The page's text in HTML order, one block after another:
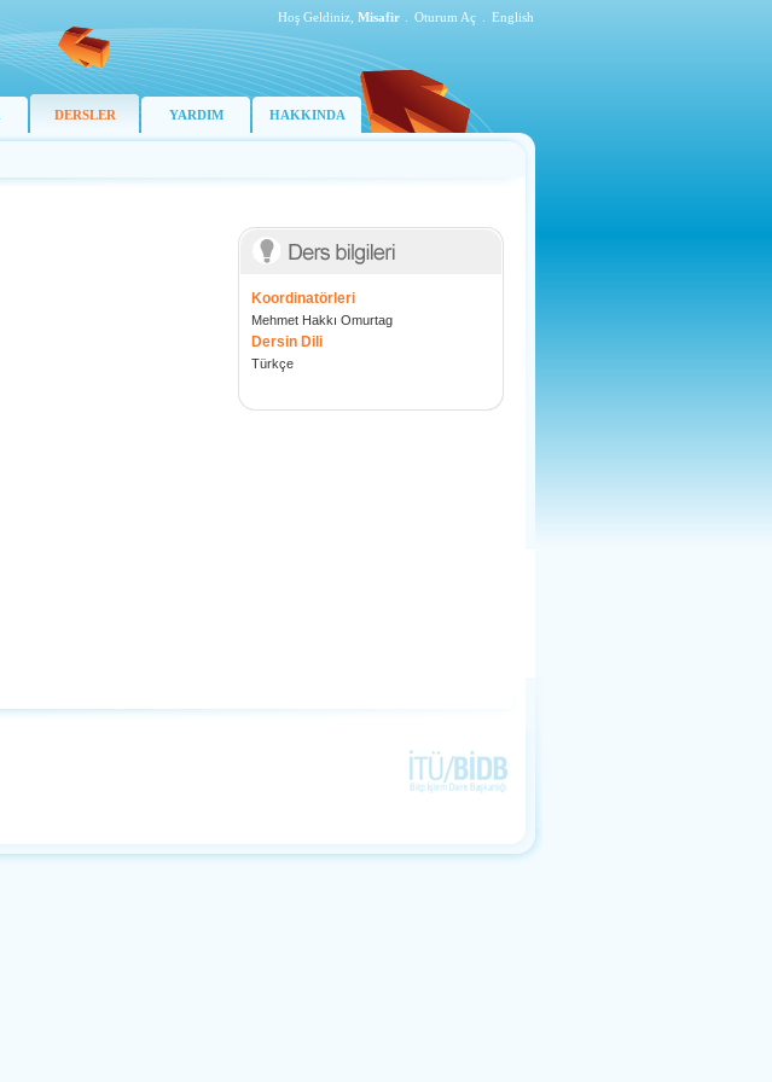
Hoş Geldiniz, Misafir Oturum Aç English
DERSLER YARDIM HAKKINDA
Koordinatörleri
Mehmet Hakkı Omurtag
Dersin Dili
Türkçe